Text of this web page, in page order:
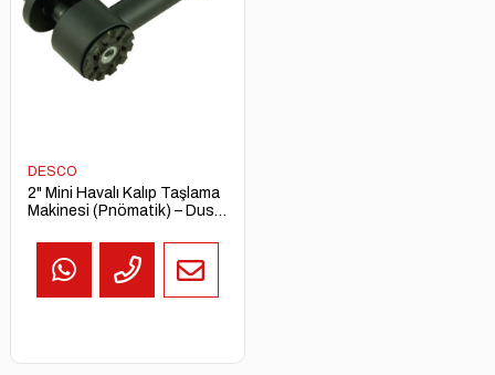
DESCO
2" Mini Havalı Kalıp Taşlama
Makinesi (Pnömatik) – Dust